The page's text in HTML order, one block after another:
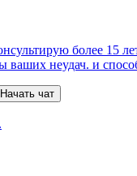
более 15
ваших неудач. и
Начать чат